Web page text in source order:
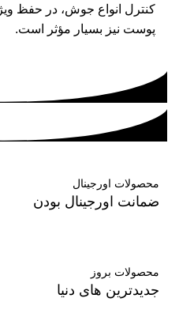
کنترل انواع جوش، در حفظ
پوست نیز بسیار مؤثر است.
محصولات اورجینال
ضمانت اورجینال بودن
محصولات بروز
جدیدترین های دنیا